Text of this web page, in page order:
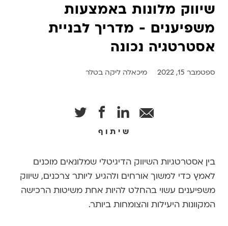
שיווק מלונות באמצעות
משפיענים - מדריך לבניית
אסטרטגיה נכונה
ספטמבר 15, 2022 מיכאלה ליקה בטלר
שיתוף
בין אסטרטגיות השיווק הדיגיטלי שמלונאים מוכנים
לאמץ כדי למשוך אורחים ולהגיע ליותר צרכנים, שיווק
משפיענים עשוי בהחלט להיות אחת משיטות הרכישה
המקוונות היעילות והצומחות ביותר.